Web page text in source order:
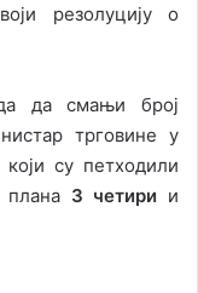
резолуцију о
да смањи број
трговине у
су петходили
плана З четири и